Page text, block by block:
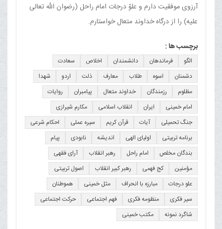
آرزوی موفقیت دارم و علوّ درجات امام راحل (رضوان الله تعالی
علیه) را از درگاه خداوند متعال خواستارم.
برچسب ها :
الگو فرماندهان دانشمندان اخلاص
سعادت
دشمنان
اسوه طلاب معارف ذلت اردو
شهدا
مظلوم
رزمندگان خداوند متعال پیامبران
روایات
امام خمینی
ایران انقلاب اسلامی
مکارم شیرازی
جنگ تحمیلی
آیات قرآن کریم سیره عملی
احکام شرعی
برنامه تربیتی
اولیای الهی اندیشه نابودی
پیام
بندگان مخلص
امام راحل رهبر انقلاب
آرای فقهی
مؤمنین
کج فهمی رهبر کبیر انقلاب
اصول تربیتی
علو درجات
مبارزه با انحراف مثل خمینی
هموطنان
سیر فکری
منظومه فکری فهم اجتماعی
حرکت اجتماعی
شاگرد نمونه
مکتب خمینی